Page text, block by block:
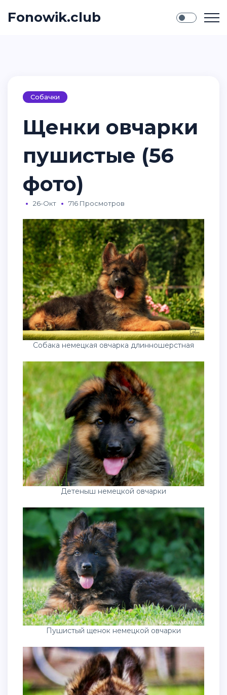
Fonowik.club
Собачки
Щенки овчарки
пушистые (56
фото)
26-Окт 716 Просмотров
Собака немецкая овчарка длинношерстная
Детеныш немецкой овчарки
Пушистый щенок немецкой овчарки